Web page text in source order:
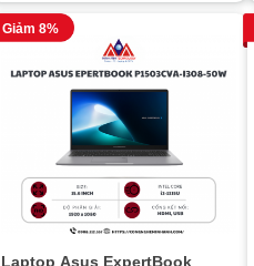
Giảm 8%
Laptop Asus ExpertBook